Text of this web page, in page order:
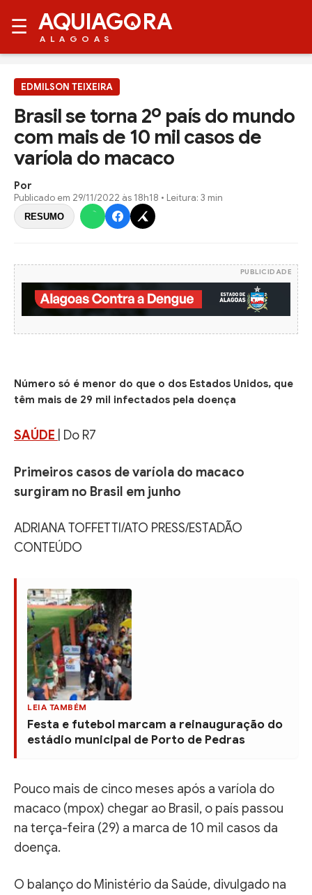
☰ AQUIAG RA
ALAGOAS
EDMILSON TEIXEIRA
Brasil se torna 2º país do mundo
com mais de 10 mil casos de
varíola do macaco
Por
Publicado em 29/11/2022 às 18h18 • Leitura: 3 min
RESUMO
PUBLICIDADE
Número só é menor do que o dos Estados Unidos, que
têm mais de 29 mil infectados pela doença
SAÚDE | Do R7
Primeiros casos de varíola do macaco
surgiram no Brasil em junho
ADRIANA TOFFETTI/ATO PRESS/ESTADÃO
CONTEÚDO
LEIA TAMBÉM
Festa e futebol marcam a reinauguração do
estádio municipal de Porto de Pedras
Pouco mais de cinco meses após a varíola do
macaco (mpox) chegar ao Brasil, o país passou
na terça-feira (29) a marca de 10 mil casos da
doença.
O balanço do Ministério da Saúde, divulgado na